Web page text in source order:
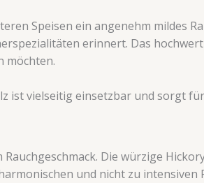
Speisen ein angenehm mildes
erinnert. Das
möchten.
ist vielseitig einsetzbar und sorgt
Die würzige
und nicht zu intensiven